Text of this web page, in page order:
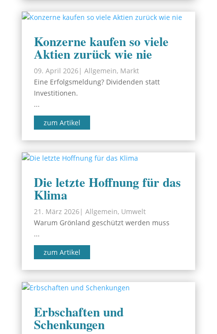
Konzerne kaufen so viele
Aktien zurück wie nie
09. April 2026| Allgemein, Markt
Eine Erfolgsmeldung? Dividenden statt
Investitionen.
...
zum Artikel
Die letzte Hoffnung für das
Klima
21. März 2026| Allgemein, Umwelt
Warum Grönland geschützt werden muss
...
zum Artikel
Erbschaften und
Schenkungen